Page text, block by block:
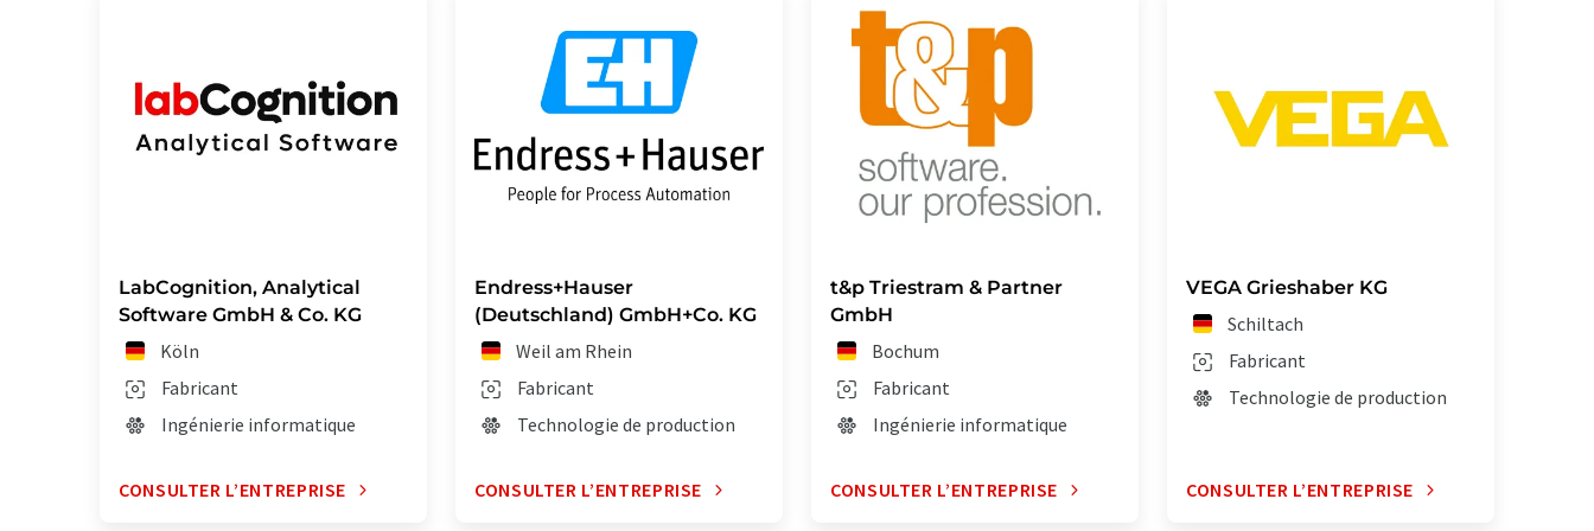
LabCognition, Analytical
Software GmbH & Co. KG
Köln
Fabricant
Ingénierie informatique
CONSULTER L’ENTREPRISE
Endress+Hauser
(Deutschland) GmbH+Co. KG
Weil am Rhein
Fabricant
Technologie de production
CONSULTER L’ENTREPRISE
t&p Triestram & Partner
GmbH
Bochum
Fabricant
Ingénierie informatique
CONSULTER L’ENTREPRISE
VEGA Grieshaber KG
Schiltach
Fabricant
Technologie de production
CONSULTER L’ENTREPRISE